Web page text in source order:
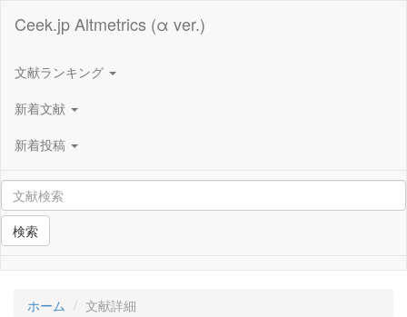
Ceek.jp Altmetrics (α ver.)
文献ランキング
新着文献
新着投稿
検索
ホーム 文献詳細